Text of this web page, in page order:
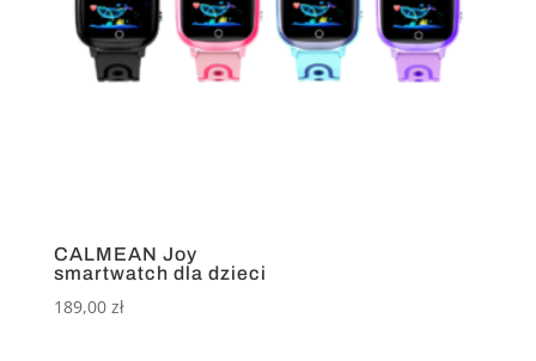
CALMEAN Joy
smartwatch dla dzieci
189,00 zł